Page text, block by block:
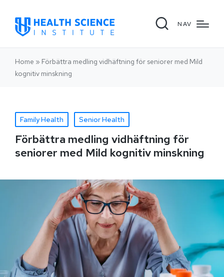
NAV
Home » Förbättra medling vidhäftning för seniorer med Mild
kognitiv minskning
Family Health Senior Health
Förbättra medling vidhäftning för
seniorer med Mild kognitiv minskning